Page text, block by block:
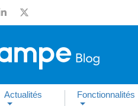
Actualités Fonctionnalités